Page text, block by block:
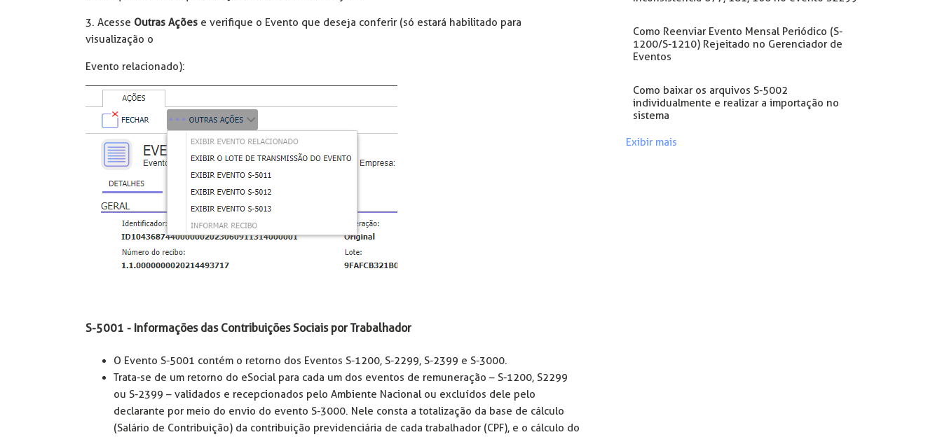
3. Acesse Outras Ações e verifique o Evento que deseja conferir (só estará habilitado para
visualização o
Evento relacionado):
S-5001 - Informações das Contribuições Sociais por Trabalhador
O Evento S-5001 contém o retorno dos Eventos S-1200, S-2299, S-2399 e S-3000.
Trata-se de um retorno do eSocial para cada um dos eventos de remuneração – S-1200, S2299
ou S-2399 – validados e recepcionados pelo Ambiente Nacional ou excluídos dele pelo
declarante por meio do envio do evento S-3000. Nele consta a totalização da base de cálculo
(Salário de Contribuição) da contribuição previdenciária de cada trabalhador (CPF), e o cálculo do
Como Reenviar Evento Mensal Periódico (S-
1200/S-1210) Rejeitado no Gerenciador de
Eventos
Como baixar os arquivos S-5002
individualmente e realizar a importação no
sistema
Exibir mais